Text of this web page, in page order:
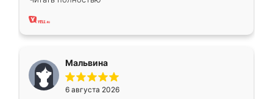
заказал шкаф-купе. По качеству очень
хорошее сборка достаточно быстрая,
меньше, здесь же он более разнообразный.
Мне нравится ,если что-то потребуется из
мебели буду заказывать только здесь.
Мальвина
6 августа 2026